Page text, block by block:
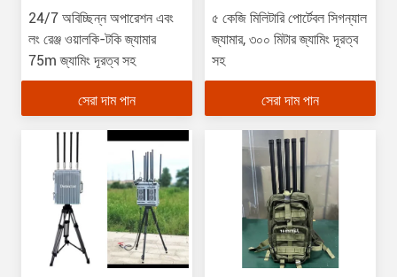
24/7 অবিচ্ছিন্ন অপারেশন এবং
লং রেঞ্জ ওয়ালকি-টকি জ্যামার
75m জ্যামিং দূরত্ব সহ
সেরা দাম পান
৫ কেজি মিলিটারি পোর্টেবল সিগন্যাল
জ্যামার, ৩০০ মিটার জ্যামিং দূরত্ব
সহ
সেরা দাম পান